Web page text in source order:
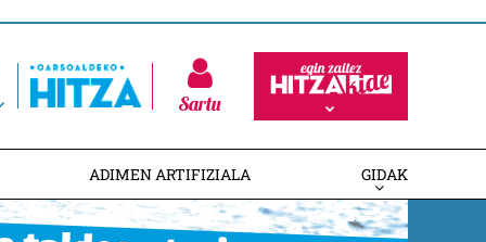
Sartu
ADIMEN ARTIFIZIALA GIDAK